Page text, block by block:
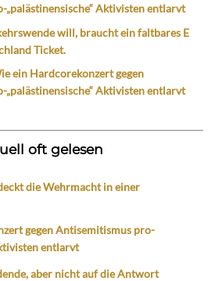
Aktivisten entlarvt
will, braucht ein faltbares E
Ticket.
ein Hardcorekonzert gegen
Aktivisten entlarvt
oft gelesen
die Wehrmacht in einer
gegen Antisemitismus pro-
entlarvt
aber nicht auf die Antwort